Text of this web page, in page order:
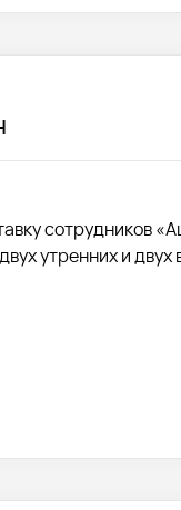
сотрудников
утренних и